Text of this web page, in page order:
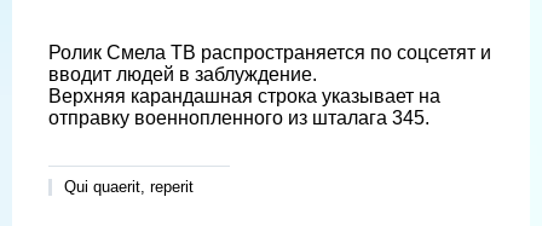
Ролик Смела ТВ распространяется по соцсетят и
вводит людей в заблуждение.
Верхняя карандашная строка указывает на
отправку военнопленного из шталага 345.
Qui quaerit, reperit